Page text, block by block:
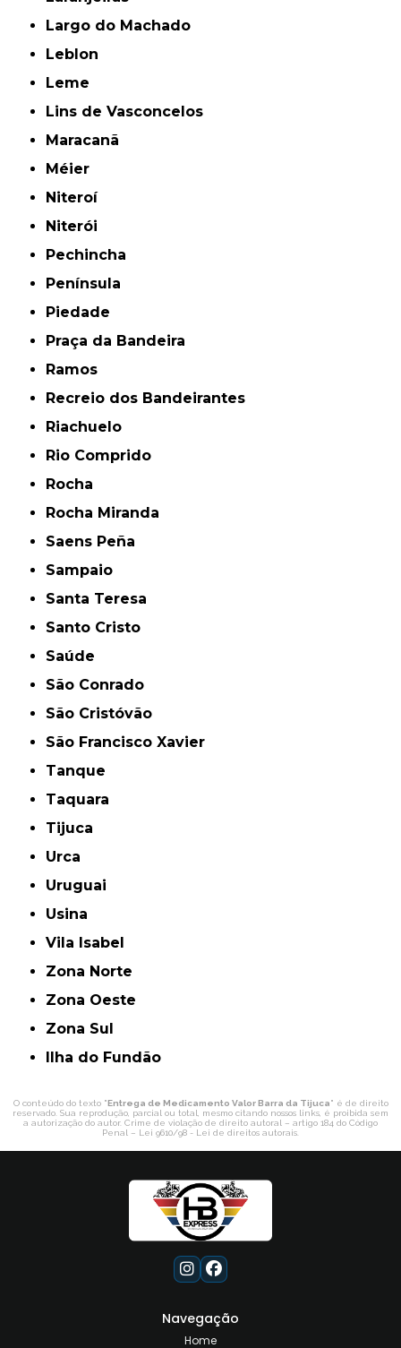
Largo do Machado
Leblon
Leme
Lins de Vasconcelos
Maracanã
Méier
Niteroí
Niterói
Pechincha
Península
Piedade
Praça da Bandeira
Ramos
Recreio dos Bandeirantes
Riachuelo
Rio Comprido
Rocha
Rocha Miranda
Saens Peña
Sampaio
Santa Teresa
Santo Cristo
Saúde
São Conrado
São Cristóvão
São Francisco Xavier
Tanque
Taquara
Tijuca
Urca
Uruguai
Usina
Vila Isabel
Zona Norte
Zona Oeste
Zona Sul
ilha do Fundão
O conteúdo do texto "Entrega de Medicamento Valor Barra da Tijuca" é de direito
reservado. Sua reprodução, parcial ou total, mesmo citando nossos links, é proibida sem
a autorização do autor. Crime de violação de direito autoral – artigo 184 do Código
Penal – Lei 9610/98 - Lei de direitos autorais
Navegação
Home